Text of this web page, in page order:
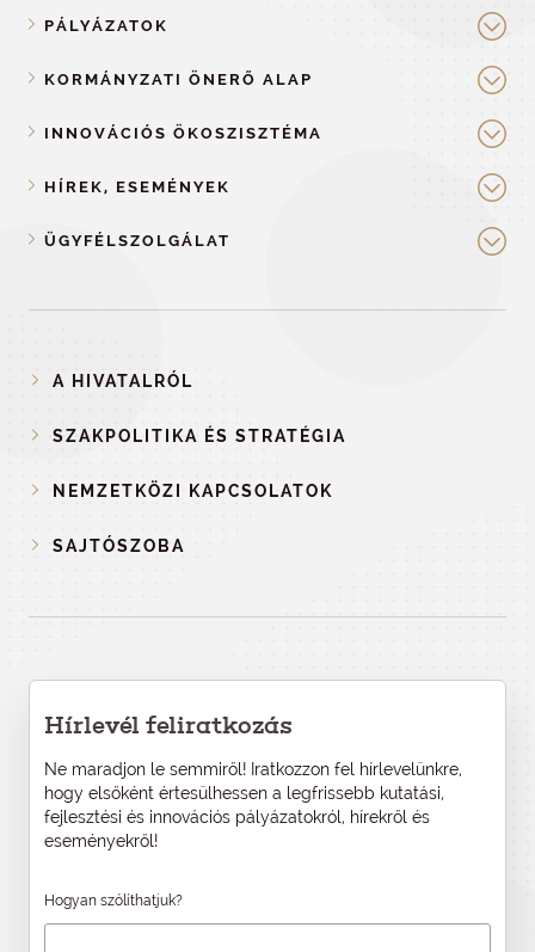
PÁLYÁZATOK
KORMÁNYZATI ÖNERŐ ALAP
INNOVÁCIÓS ÖKOSZISZTÉMA
HÍREK, ESEMÉNYEK
ÜGYFÉLSZOLGÁLAT
A HIVATALRÓL
SZAKPOLITIKA ÉS STRATÉGIA
NEMZETKÖZI KAPCSOLATOK
SAJTÓSZOBA
Hírlevél feliratkozás
Ne maradjon le semmiről! Iratkozzon fel hírlevelünkre,
hogy elsőként értesülhessen a legfrissebb kutatási,
fejlesztési és innovációs pályázatokról, hírekről és
eseményekről!
Hogyan szólíthatjuk?